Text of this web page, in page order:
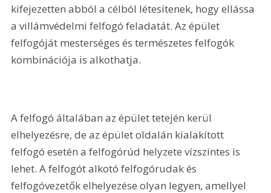
kifejezetten abból a célból létesítenek, hogy ellássa
a villámvédelmi felfogó feladatát. Az épület
felfogóját mesterséges és természetes felfogók
kombinációja is alkothatja.
A felfogó általában az épület tetején kerül
elhelyezésre, de az épület oldalán kialakított
felfogó esetén a felfogórúd helyzete vízszintes is
lehet. A felfogót alkotó felfogórudak és
felfogóvezetők elhelyezése olyan legyen, amellyel